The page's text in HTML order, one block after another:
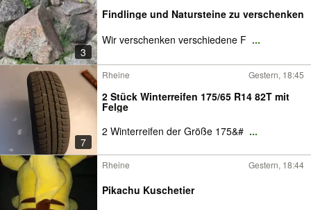
3
Findlinge und Natursteine zu verschenken
Wir verschenken verschiedene F ...
7
Rheine Gestern, 18:45
2 Stück Winterreifen 175/65 R14 82T mit
Felge
2 Winterreifen der Größe 175&# ...
Rheine Gestern, 18:44
Pikachu Kuschetier